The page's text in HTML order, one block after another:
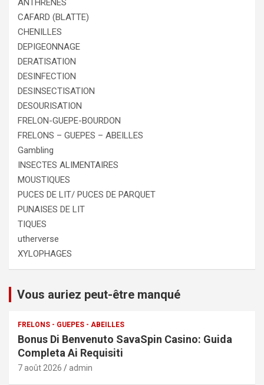
ANTHRENES
CAFARD (BLATTE)
CHENILLES
DEPIGEONNAGE
DERATISATION
DESINFECTION
DESINSECTISATION
DESOURISATION
FRELON-GUEPE-BOURDON
FRELONS – GUEPES – ABEILLES
Gambling
INSECTES ALIMENTAIRES
MOUSTIQUES
PUCES DE LIT/ PUCES DE PARQUET
PUNAISES DE LIT
TIQUES
utherverse
XYLOPHAGES
Vous auriez peut-être manqué
FRELONS - GUEPES - ABEILLES
Bonus Di Benvenuto SavaSpin Casino: Guida
Completa Ai Requisiti
7 août 2026 admin